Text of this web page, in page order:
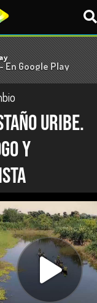
En Google Play
Uribe.
y